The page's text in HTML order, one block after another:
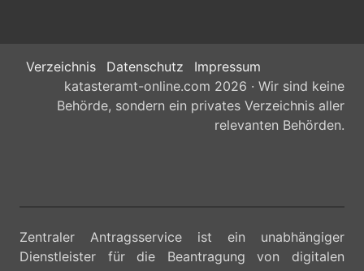
Verzeichnis Datenschutz
Impressum
katasteramt-online.com 2026 · Wir sind keine
Behörde, sondern ein privates Verzeichnis aller
relevanten Behörden.
Zentraler Antragsservice ist ein unabhängiger
Dienstleister für die Beantragung von digitalen